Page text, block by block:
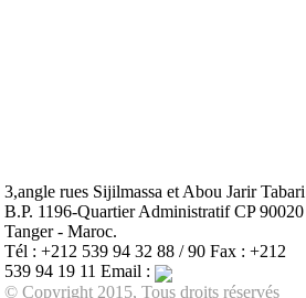
3,angle rues Sijilmassa et Abou Jarir Tabari
B.P. 1196-Quartier Administratif CP 90020
Tanger - Maroc.
Tél : +212 539 94 32 88 / 90 Fax : +212
539 94 19 11 Email :
© Copyright 2015, Tous droits réservés